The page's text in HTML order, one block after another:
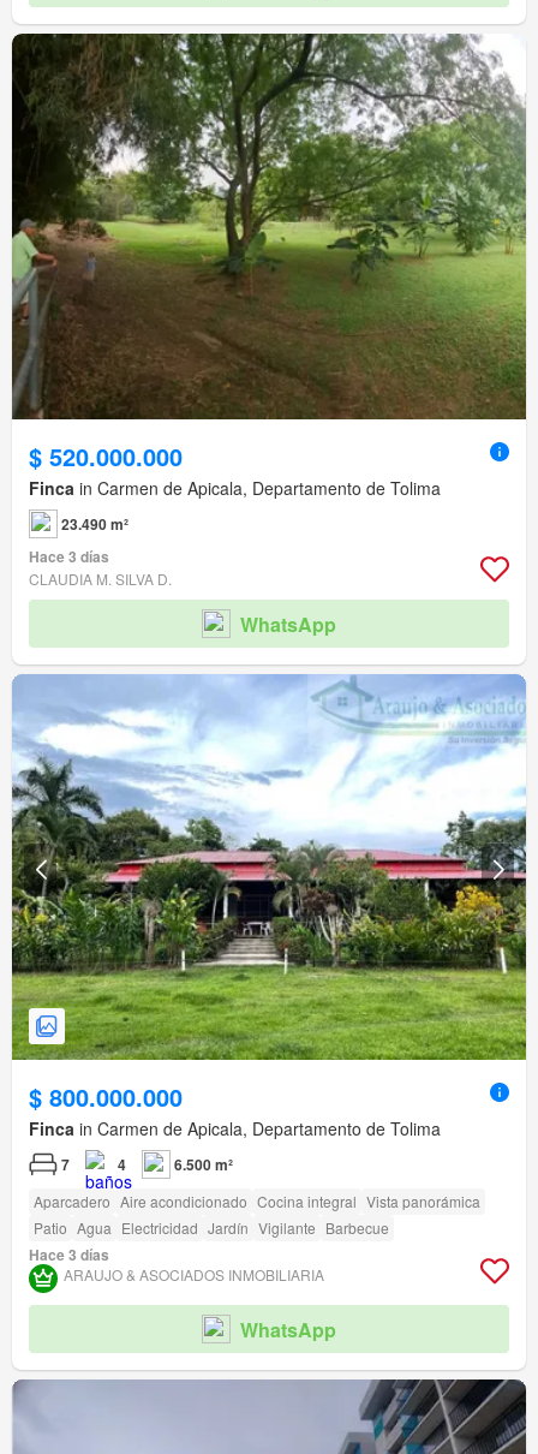
$ 520.000.000
Finca in Carmen de Apicala, Departamento de Tolima
23.490 m²
Hace 3 días
CLAUDIA M. SILVA D.
WhatsApp
$ 800.000.000
Finca in Carmen de Apicala, Departamento de Tolima
7 4 6.500 m²
Aparcadero Aire acondicionado Cocina integral Vista panorámica
Patio Agua Electricidad Jardín Vigilante Barbecue
Hace 3 días
ARAUJO & ASOCIADOS INMOBILIARIA
WhatsApp